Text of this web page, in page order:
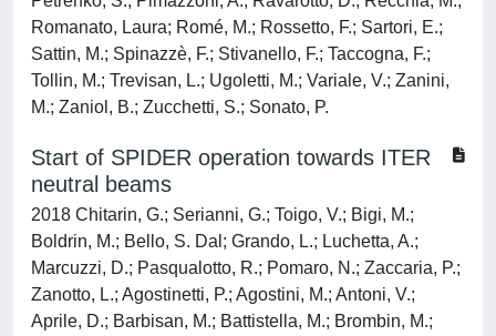
Romanato, Laura; Romé, M.; Rossetto, F.; Sartori, E.;
Sattin, M.; Spinazzè, F.; Stivanello, F.; Taccogna, F.;
Tollin, M.; Trevisan, L.; Ugoletti, M.; Variale, V.; Zanini,
M.; Zaniol, B.; Zucchetti, S.; Sonato, P.
Start of SPIDER operation towards ITER
neutral beams
2018 Chitarin, G.; Serianni, G.; Toigo, V.; Bigi, M.;
Boldrin, M.; Bello, S. Dal; Grando, L.; Luchetta, A.;
Marcuzzi, D.; Pasqualotto, R.; Pomaro, N.; Zaccaria, P.;
Zanotto, L.; Agostinetti, P.; Agostini, M.; Antoni, V.;
Aprile, D.; Barbisan, M.; Battistella, M.; Brombin, M.;